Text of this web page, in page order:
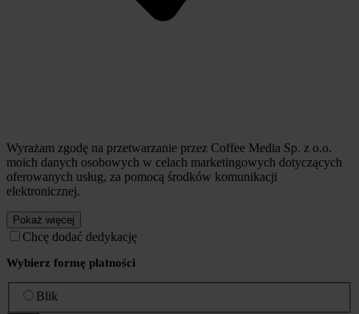
Wyrażam zgodę na przetwarzanie przez Coffee Media Sp. z o.o.
moich danych osobowych w celach marketingowych dotyczących
oferowanych usług, za pomocą środków komunikacji
elektronicznej.
Pokaż więcej
Chcę dodać dedykację
Wybierz formę płatności
Blik